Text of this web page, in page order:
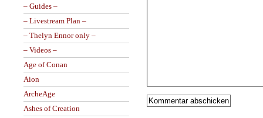
– Guides –
– Livestream Plan –
– Thelyn Ennor only –
– Videos –
Age of Conan
Aion
ArcheAge
Ashes of Creation